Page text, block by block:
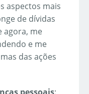
aspectos mais
de dívidas
agora, me
e me
das ações